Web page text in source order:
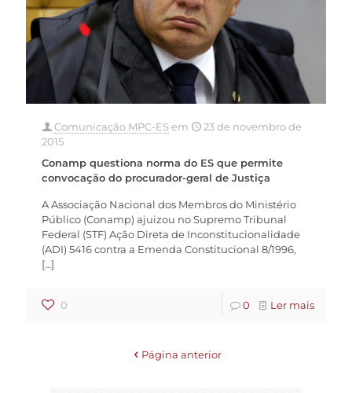
Comunicação MPC-ESem
23 de novembro de
2015
Conamp questiona norma do ES que permite
convocação do procurador-geral de Justiça
A Associação Nacional dos Membros do Ministério
Público (Conamp) ajuizou no Supremo Tribunal
Federal (STF) Ação Direta de Inconstitucionalidade
(ADI) 5416 contra a Emenda Constitucional 8/1996,
[…]
0 0 Ler mais
Página anterior